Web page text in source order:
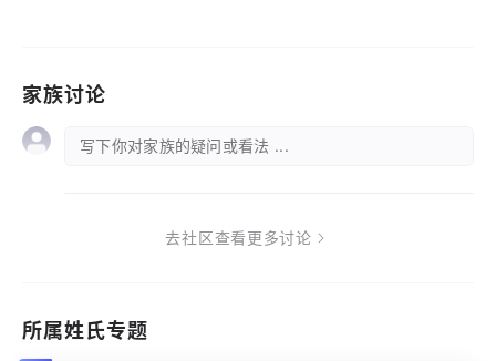
家族讨论
写下你对家族的疑问或看法 ...
去社区查看更多讨论
所属姓氏专题